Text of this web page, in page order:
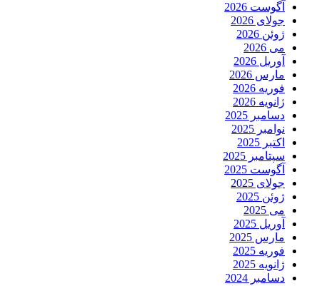
آگوست 2026
جولای 2026
ژوئن 2026
می 2026
آوریل 2026
مارس 2026
فوریه 2026
ژانویه 2026
دسامبر 2025
نوامبر 2025
اکتبر 2025
سپتامبر 2025
آگوست 2025
جولای 2025
ژوئن 2025
می 2025
آوریل 2025
مارس 2025
فوریه 2025
ژانویه 2025
دسامبر 2024